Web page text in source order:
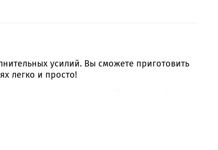
усилий. Вы сможете приготовить
легко и просто!
и отправьте в духовку. Готовые коржи